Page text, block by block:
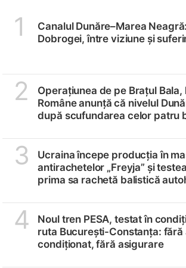
1
Canalul Dunăre–Marea
Dobrogei, între viziune și
2
Operațiunea de pe Brațul Bala,
Române anunță că nivelul
după scufundarea celor patru
3
Ucraina începe producția în
antirachetelor „Freyja” și
prima sa rachetă balistică
4
Noul tren PESA, testat în
ruta București-Constanța: fără
condiționat, fără asigurare